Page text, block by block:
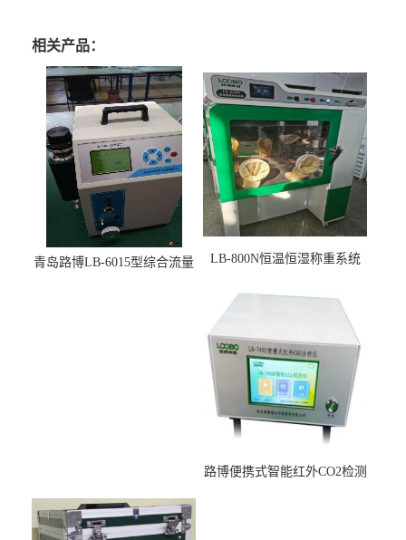
相关产品：
青岛路博LB-6015型综合流量
LB-800N恒温恒湿称重系统
路博便携式智能红外CO2检测